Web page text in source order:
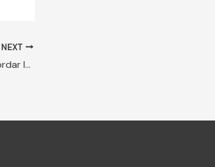
NEXT
Cómo Kamala Harris puede abordar las causas raíz de la migración